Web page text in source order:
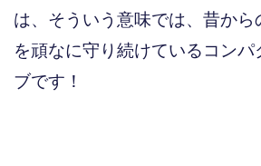
は、そういう意味では、昔か
を頑なに守り続けているコン
ブです！